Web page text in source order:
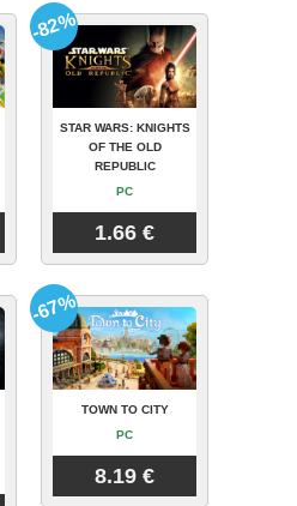
STAR WARS: KNIGHTS
OF THE OLD
REPUBLIC
PC
1.66 €
-82%
TOWN TO CITY
PC
8.19 €
-67%